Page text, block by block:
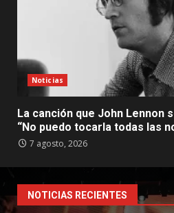
Noticias
La canción que John Lennon
“No puedo tocarla todas las
7 agosto, 2026
NOTICIAS RECIENTES